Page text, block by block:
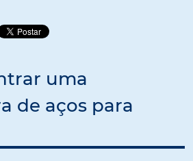
uma
de aços para